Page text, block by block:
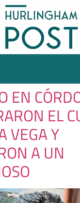
EN
EL
VEGA Y
A UN